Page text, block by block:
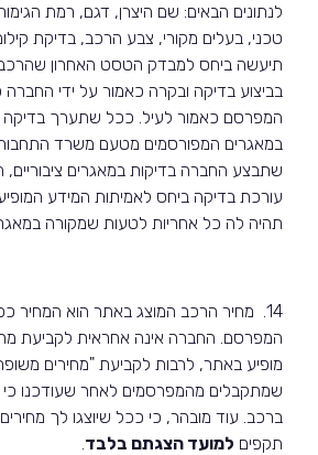
לנתונים הבאים: שם היצרן, דגם, רמת
טכני, בעלים מקורי, צבע הרכב, בדיקת
תיעשה ביחס למבדק הטסט האחרון שהרכב
בביצוע בדיקה ובקרה כאמור על ידי החברה
המפרסם כאמור לעיל. ככל שתערך
במאגרים המפורסמים מטעם משרד
שתבצע החברה בדיקות במאגרים
עורכת בדיקה ביחס לאמיתות המידע
תהיה לה כל אחריות לטעות שמקורה
14. מחיר הרכב המוצג באתר הוא המחיר
המפרסם. החברה אינה אחראית לקביעת
מופיע באתר, לרבות לקביעת "מחירים
שמתקבלים מהמפרסמים לאחר שעודכנו כי
ברכב. עוד מובהר, כי ככל שיוצגו לך
תקפים למועד הצגתם בלבד.